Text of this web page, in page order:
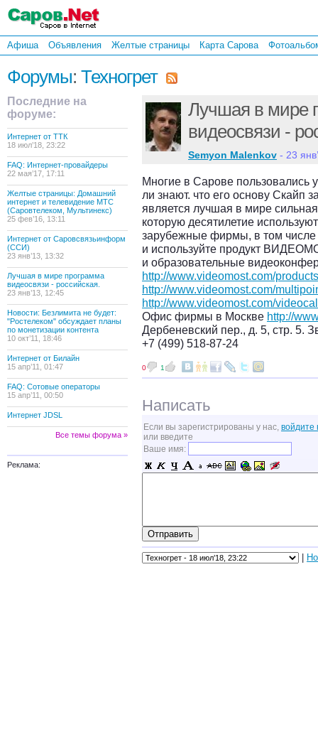
Афиша Объявления Желтые страницы Карта Сарова
Форумы: Техногрет
Последние на
форуме:
Интернет от ТТК
18 июл’18, 23:22
FAQ: Интернет-провайдеры
22 мая’17, 17:11
Желтые страницы: Домашний
интернет и телевидение МТС
(Саровтелеком, Мультинекс)
25 фев’16, 13:11
Интернет от Саровсвязьинформ
(ССИ)
23 янв’13, 13:32
Лучшая в мире программа
видеосвязи - российская.
23 янв’13, 12:45
Новости: Безлимита не будет:
"Ростелеком" обсуждает планы
по монетизации контента
10 окт’11, 18:46
Интернет от Билайн
15 апр’11, 01:47
FAQ: Сотовые операторы
15 апр’11, 00:50
Интернет JDSL
Все темы форума »
Реклама:
Лучшая в мире
видеосвязи -
Semyon Malenkov - 23
Многие в Сарове пользовались
ли знают. что его основу Скайп
является лучшая в мире
которую десятилетие
зарубежные фирмы, в том числе
и используйте продукт
и образовательные
http://www.videomost.com/
http://www.videomost.com/
http://www.videomost.com/
Офис фирмы в Москве http://
Дербеневский пер., д. 5, стр. 5.
+7 (499) 518-87-24
0 1
Написать
Если вы зарегистрированы у нас, войдите
или введите
Ваше имя: